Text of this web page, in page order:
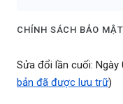
CHÍNH SÁCH BẢO MẬT
Sửa đổi lần cuối:
bản đã được lưu trữ)